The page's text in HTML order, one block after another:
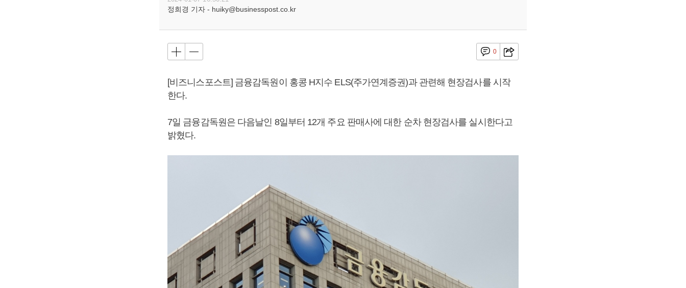
정희경 기자 - huiky@businesspost.co.kr
0
[비즈니스포스트] 금융감독원이 홍콩 H지수 ELS(주가연계증권)과 관련해 현장검사를 시작
한다.
7일 금융감독원은 다음날인 8일부터 12개 주요 판매사에 대한 순차 현장검사를 실시한다고
밝혔다.